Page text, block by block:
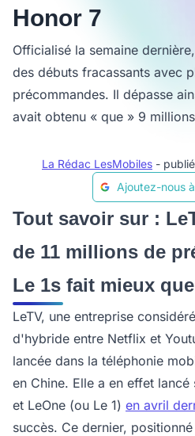
Honor 7
Officialisé la semaine
des débuts fracassants avec
précommandes. Il dépasse
avait obtenu « que » 9
La Rédac LesMobiles -
Ajoutez-nous
Tout savoir sur :
de 11 millions de
Le 1s fait mieux
LeTV, une entreprise
d'hybride entre Netflix et
lancée dans la téléphonie
en Chine. Elle a en effet lancé
et LeOne (ou Le 1) en avril
succès. Ce dernier,